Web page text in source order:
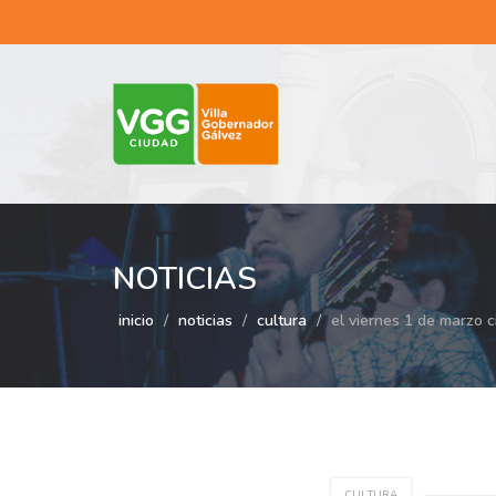
NOTICIAS
inicio noticias cultura el viernes 1 de marzo